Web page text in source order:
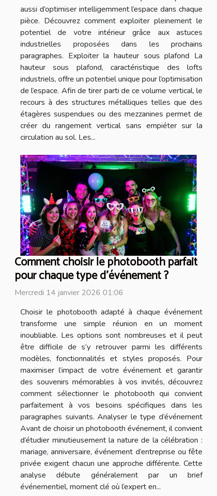
aussi d’optimiser intelligemment l’espace dans chaque
pièce. Découvrez comment exploiter pleinement le
potentiel de votre intérieur grâce aux astuces
industrielles proposées dans les prochains
paragraphes. Exploiter la hauteur sous plafond La
hauteur sous plafond, caractéristique des lofts
industriels, offre un potentiel unique pour l’optimisation
de l’espace. Afin de tirer parti de ce volume vertical, le
recours à des structures métalliques telles que des
étagères suspendues ou des mezzanines permet de
créer du rangement vertical sans empiéter sur la
circulation au sol. Les...
Comment choisir le photobooth parfait
pour chaque type d'événement ?
Mercredi 14 janvier 2026 01:06
Choisir le photobooth adapté à chaque événement
transforme une simple réunion en un moment
inoubliable. Les options sont nombreuses et il peut
être difficile de s’y retrouver parmi les différents
modèles, fonctionnalités et styles proposés. Pour
maximiser l’impact de votre événement et garantir
des souvenirs mémorables à vos invités, découvrez
comment sélectionner le photobooth qui convient
parfaitement à vos besoins spécifiques dans les
paragraphes suivants. Analyser le type d’événement
Avant de choisir un photobooth événement, il convient
d’étudier minutieusement la nature de la célébration :
mariage, anniversaire, événement d’entreprise ou fête
privée exigent chacun une approche différente. Cette
analyse débute généralement par un brief
événementiel, moment clé où l’expert en...